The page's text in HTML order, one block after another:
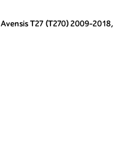
Avensis T27 (T270) 2009-2018,